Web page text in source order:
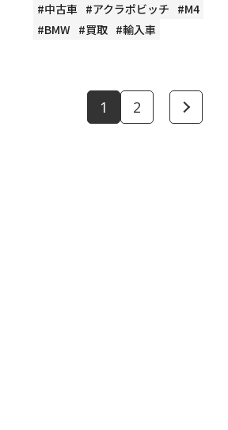
#中古車 #アクラポビッチ #M4
#BMW #買取 #輸入車
1 2